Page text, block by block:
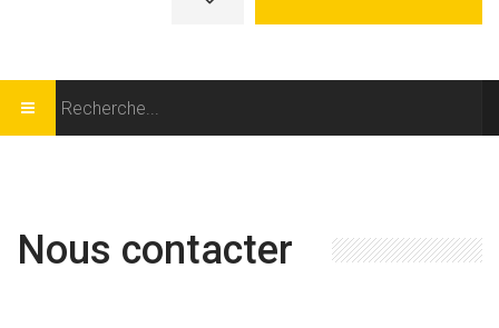
Nous contacter